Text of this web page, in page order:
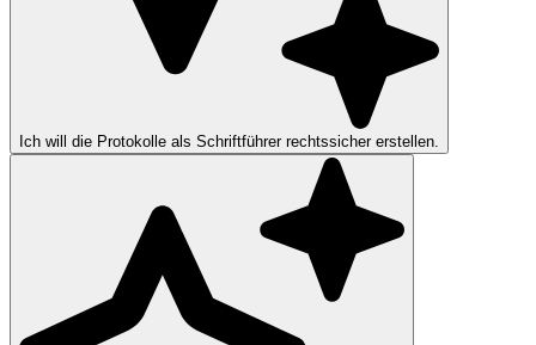
Ich will die Protokolle als Schriftführer rechtssicher erstellen.